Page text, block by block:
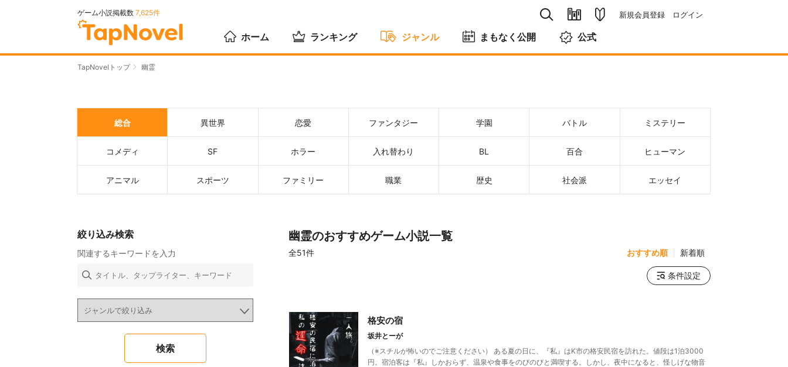
ゲーム小説掲載数 7,625件 新規会員登録 ログイン
ホーム ランキング ジャンル まもなく公開 公式
TapNovelトップ 幽霊
総合 異世界 恋愛 ファンタジー 学園 バトル ミステリー
コメディ SF ホラー 入れ替わり BL 百合 ヒューマン
アニマル スポーツ ファミリー 職業 歴史 社会派 エッセイ
幽霊のおすすめゲーム小説一覧
全51件 おすすめ順 新着順
条件設定
格安の宿
坂井とーが
（※スチルが怖いのでご注意ください） ある夏の日に、『私』はK市の格安民宿を訪れた。値段は1泊3000
円。宿泊客は『私』しかおらず、温泉や食事をのびのびと満喫する。しかし、夜中になると、怪しげな物音
絞り込み検索
関連するキーワードを入力